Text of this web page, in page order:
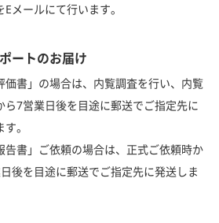
Eメールにて行います。
ートのお届け
価書」の場合は、内覧調査を行い、内覧
ら7営業日後を目途に郵送でご指定先に
。
告書」ご依頼の場合は、正式ご依頼時か
後を目途に郵送でご指定先に発送しま